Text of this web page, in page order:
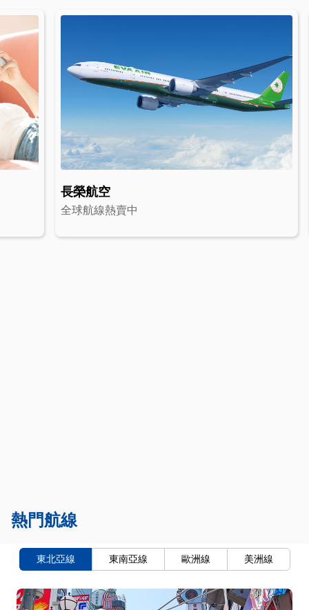
長榮航空
全球航線熱賣中
熱門航線
東北亞線 東南亞線 歐洲線 美洲線